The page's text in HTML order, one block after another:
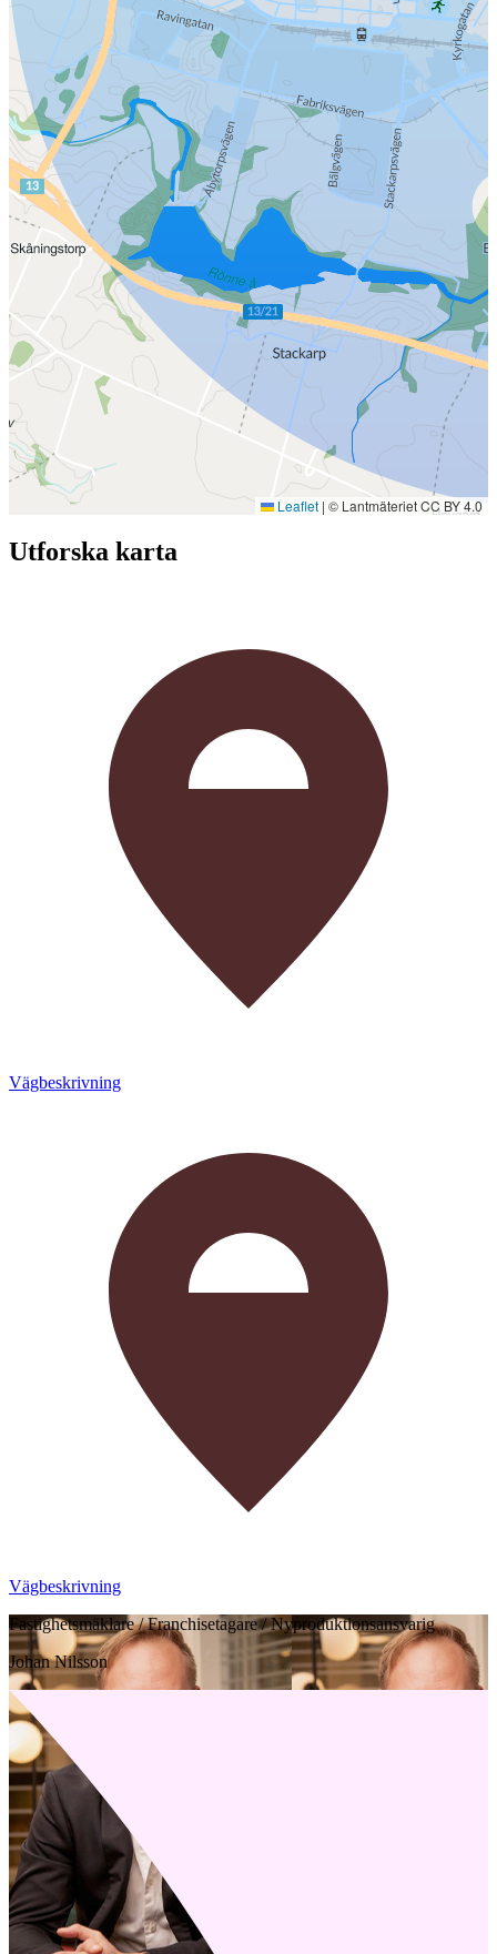
Leaflet | © Lantmäteriet CC BY 4.0
Utforska karta
Vägbeskrivning
Vägbeskrivning
Fastighetsmäklare / Franchisetagare / Nyproduktionsansvarig
Johan Nilsson